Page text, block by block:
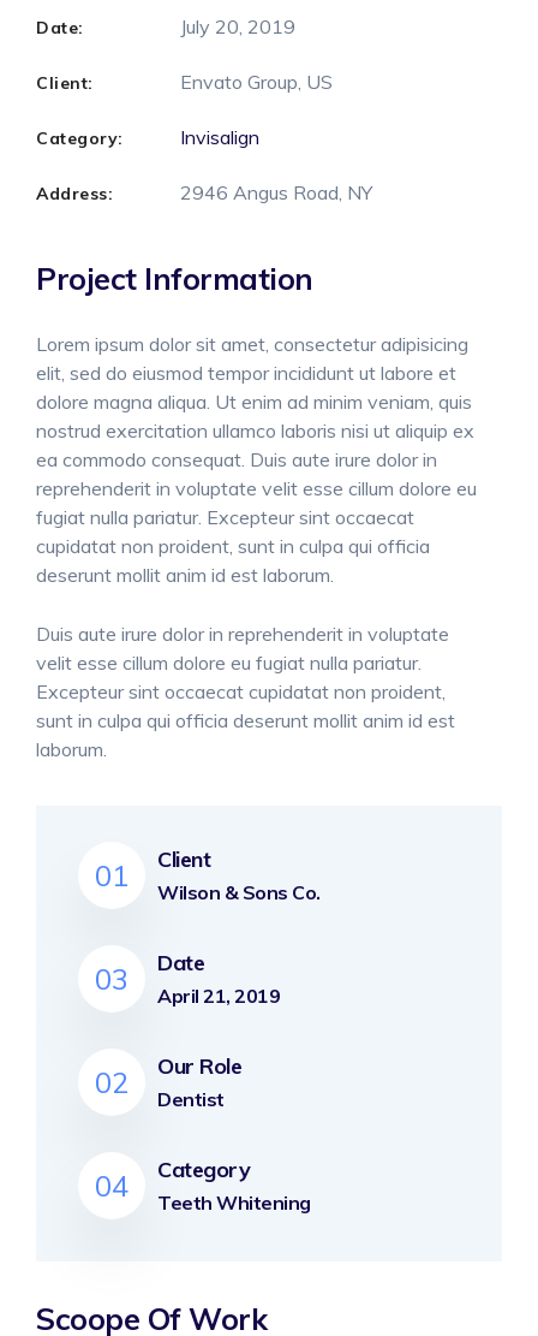
Date: July 20, 2019
Client: Envato Group, US
Category: Invisalign
Address: 2946 Angus Road, NY
Project Information
Lorem ipsum dolor sit amet, consectetur adipisicing
elit, sed do eiusmod tempor incididunt ut labore et
dolore magna aliqua. Ut enim ad minim veniam, quis
nostrud exercitation ullamco laboris nisi ut aliquip ex
ea commodo consequat. Duis aute irure dolor in
reprehenderit in voluptate velit esse cillum dolore eu
fugiat nulla pariatur. Excepteur sint occaecat
cupidatat non proident, sunt in culpa qui officia
deserunt mollit anim id est laborum.
Duis aute irure dolor in reprehenderit in voluptate
velit esse cillum dolore eu fugiat nulla pariatur.
Excepteur sint occaecat cupidatat non proident,
sunt in culpa qui officia deserunt mollit anim id est
laborum.
01 Client
Wilson & Sons Co.
03 Date
April 21, 2019
02 Our Role
Dentist
04 Category
Teeth Whitening
Scoope Of Work